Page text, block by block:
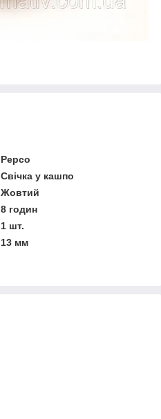
Pepco
Свічка у кашпо
Жовтий
8 годин
1 шт.
13 мм